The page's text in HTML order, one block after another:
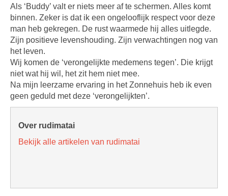
Als ‘Buddy’ valt er niets meer af te schermen. Alles komt
binnen. Zeker is dat ik een ongelooflijk respect voor deze
man heb gekregen. De rust waarmede hij alles uitlegde.
Zijn positieve levenshouding. Zijn verwachtingen nog van
het leven.
Wij komen de ‘verongelijkte medemens tegen’. Die krijgt
niet wat hij wil, het zit hem niet mee.
Na mijn leerzame ervaring in het Zonnehuis heb ik even
geen geduld met deze ‘verongelijkten’.
Over rudimatai
Bekijk alle artikelen van rudimatai